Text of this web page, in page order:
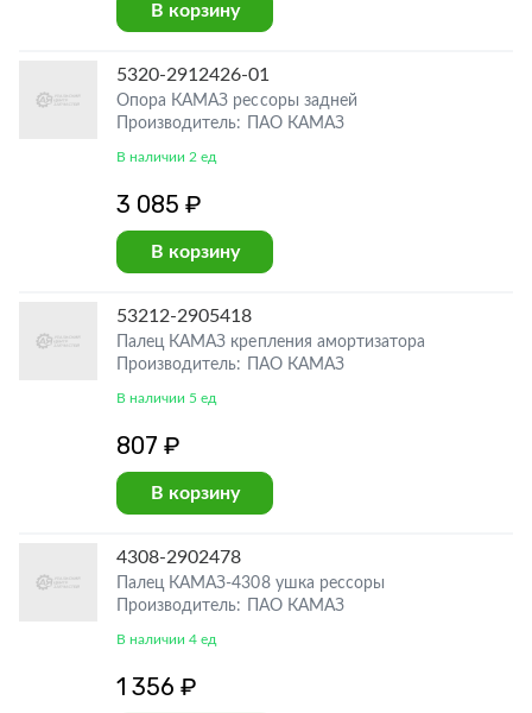
В корзину
5320-2912426-01
Опора КАМАЗ рессоры задней
Производитель: ПАО КАМАЗ
В наличии 2 ед
3 085 ₽
В корзину
53212-2905418
Палец КАМАЗ крепления амортизатора
Производитель: ПАО КАМАЗ
В наличии 5 ед
807 ₽
В корзину
4308-2902478
Палец КАМАЗ-4308 ушка рессоры
Производитель: ПАО КАМАЗ
В наличии 4 ед
1 356 ₽